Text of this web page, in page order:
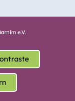
e.V.